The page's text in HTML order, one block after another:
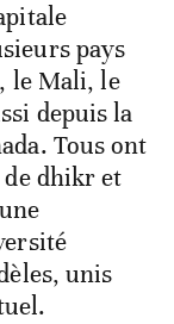
pays
le Mali, le
depuis la
Tous ont
dhikr et
unis